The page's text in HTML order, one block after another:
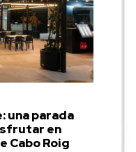
una parada
en
Cabo Roig